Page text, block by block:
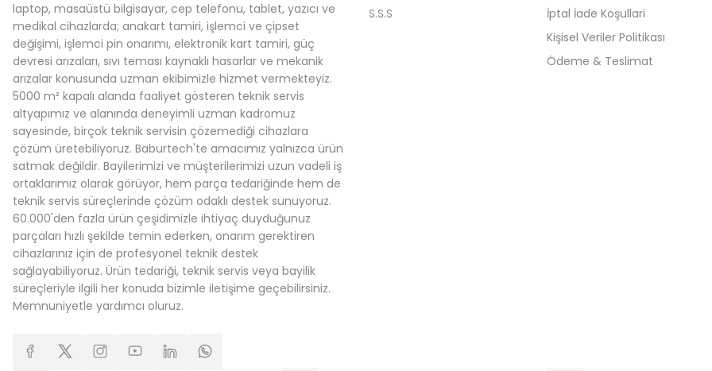
laptop, masaüstü bilgisayar, cep telefonu, tablet, yazıcı ve
medikal cihazlarda; anakart tamiri, işlemci ve çipset
değişimi, işlemci pin onarımı, elektronik kart tamiri, güç
devresi arızaları, sıvı teması kaynaklı hasarlar ve mekanik
arızalar konusunda uzman ekibimizle hizmet vermekteyiz.
5000 m² kapalı alanda faaliyet gösteren teknik servis
altyapımız ve alanında deneyimli uzman kadromuz
sayesinde, birçok teknik servisin çözemediği cihazlara
çözüm üretebiliyoruz. Baburtech'te amacımız yalnızca ürün
satmak değildir. Bayilerimizi ve müşterilerimizi uzun vadeli iş
ortaklarımız olarak görüyor, hem parça tedariğinde hem de
teknik servis süreçlerinde çözüm odaklı destek sunuyoruz.
60.000'den fazla ürün çeşidimizle ihtiyaç duyduğunuz
parçaları hızlı şekilde temin ederken, onarım gerektiren
cihazlarınız için de profesyonel teknik destek
sağlayabiliyoruz. Ürün tedariği, teknik servis veya bayilik
süreçleriyle ilgili her konuda bizimle iletişime geçebilirsiniz.
Memnuniyetle yardımcı oluruz.
S.S.S
İptal İade Koşullari
Kişisel Veriler Politikası
Ödeme & Teslimat